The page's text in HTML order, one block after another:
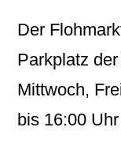
Der
Parkplatz
Mittwoch,
bis 16:00